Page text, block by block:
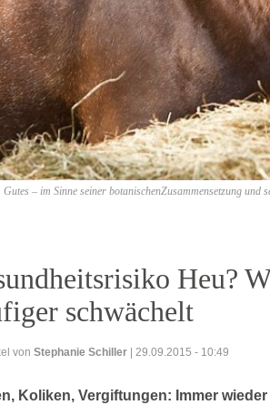
Gutes – im Sinne seiner botanischenZusammensetzung
Heu?
schwächelt
von Stephanie Schiller | 29.09.2015 - 10:49
Koliken, Vergiftungen: Immer